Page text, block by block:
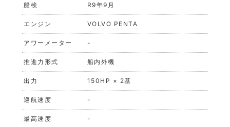
船検 R9年9月
エンジン VOLVO PENTA
アワーメーター -
推進力形式 船内外機
出力 150HP × 2基
巡航速度 -
最高速度 -